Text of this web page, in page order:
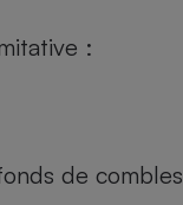
:
de
électroménager